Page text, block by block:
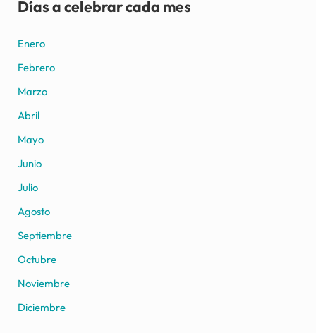
Días a celebrar cada mes
Enero
Febrero
Marzo
Abril
Mayo
Junio
Julio
Agosto
Septiembre
Octubre
Noviembre
Diciembre